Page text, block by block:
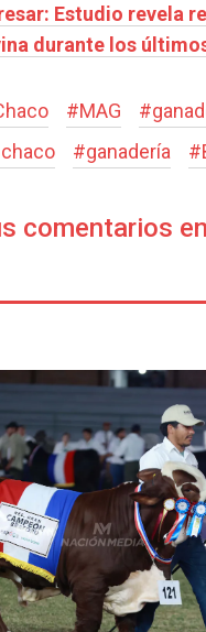
Estudio revela
durante los
#MAG #
#ganadería #
comentarios